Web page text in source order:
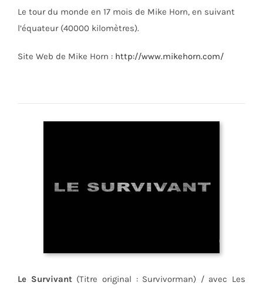
Le tour du monde en 17 mois de Mike Horn, en suivant
l’équateur (40000 kilomètres).
Site Web de Mike Horn : http://www.mikehorn.com/
Le Survivant(Titre original : Survivorman) / avec Les